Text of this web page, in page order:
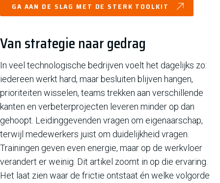
GA AAN DE SLAG MET DE STERK TOOLKIT
Van strategie naar gedrag
In veel technologische bedrijven voelt het dagelijks zo:
iedereen werkt hard, maar besluiten blijven hangen,
prioriteiten wisselen, teams trekken aan verschillende
kanten en verbeterprojecten leveren minder op dan
gehoopt. Leidinggevenden vragen om eigenaarschap,
terwijl medewerkers juist om duidelijkheid vragen.
Trainingen geven even energie, maar op de werkvloer
verandert er weinig. Dit artikel zoomt in op die ervaring.
Het laat zien waar de frictie ontstaat én welke volgorde